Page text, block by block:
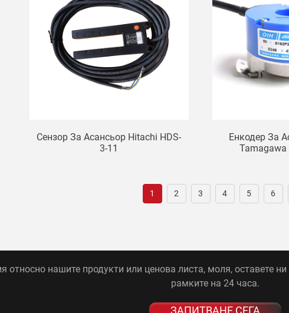
Сензор За Асансьор Hitachi HDS-
3-11
Енкодер За
Tamagawa
1 2 3 4 5 6
относно нашите продукти или ценова листа, моля, оставете
рамките на 24 часа.
ЗАПИТВАНЕ СЕГА